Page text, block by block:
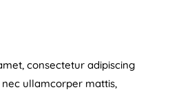
consectetur adipiscing
ullamcorper mattis,